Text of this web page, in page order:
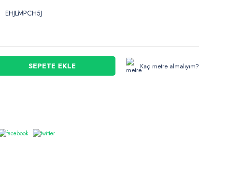
EHJLMPCH5J
SEPETE EKLE Kaç metre almalıyım?